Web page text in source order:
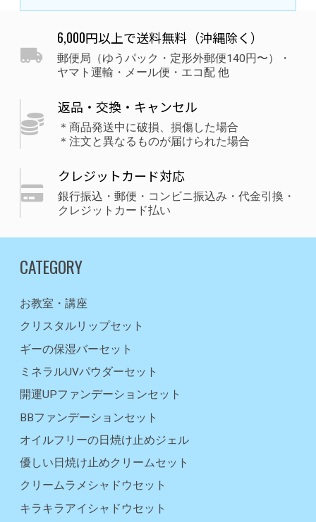
6,000円以上で送料無料（沖縄除く）
郵便局（ゆうパック・定形外郵便140円〜）・
ヤマト運輸・メール便・エコ配 他
返品・交換・キャンセル
＊商品発送中に破損、損傷した場合
＊注文と異なるものが届けられた場合
クレジットカード対応
銀行振込・郵便・コンビニ振込み・代金引換・
クレジットカード払い
CATEGORY
お教室・講座
クリスタルリップセット
ギーの保湿バーセット
ミネラルUVパウダーセット
開運UPファンデーションセット
BBファンデーションセット
オイルフリーの日焼け止めジェル
優しい日焼け止めクリームセット
クリームラメシャドウセット
キラキラアイシャドウセット